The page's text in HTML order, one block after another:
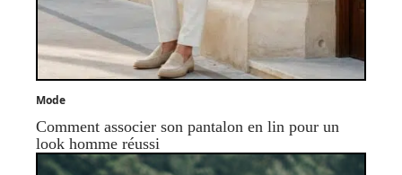
Mode
Comment associer son pantalon en lin pour un
look homme réussi